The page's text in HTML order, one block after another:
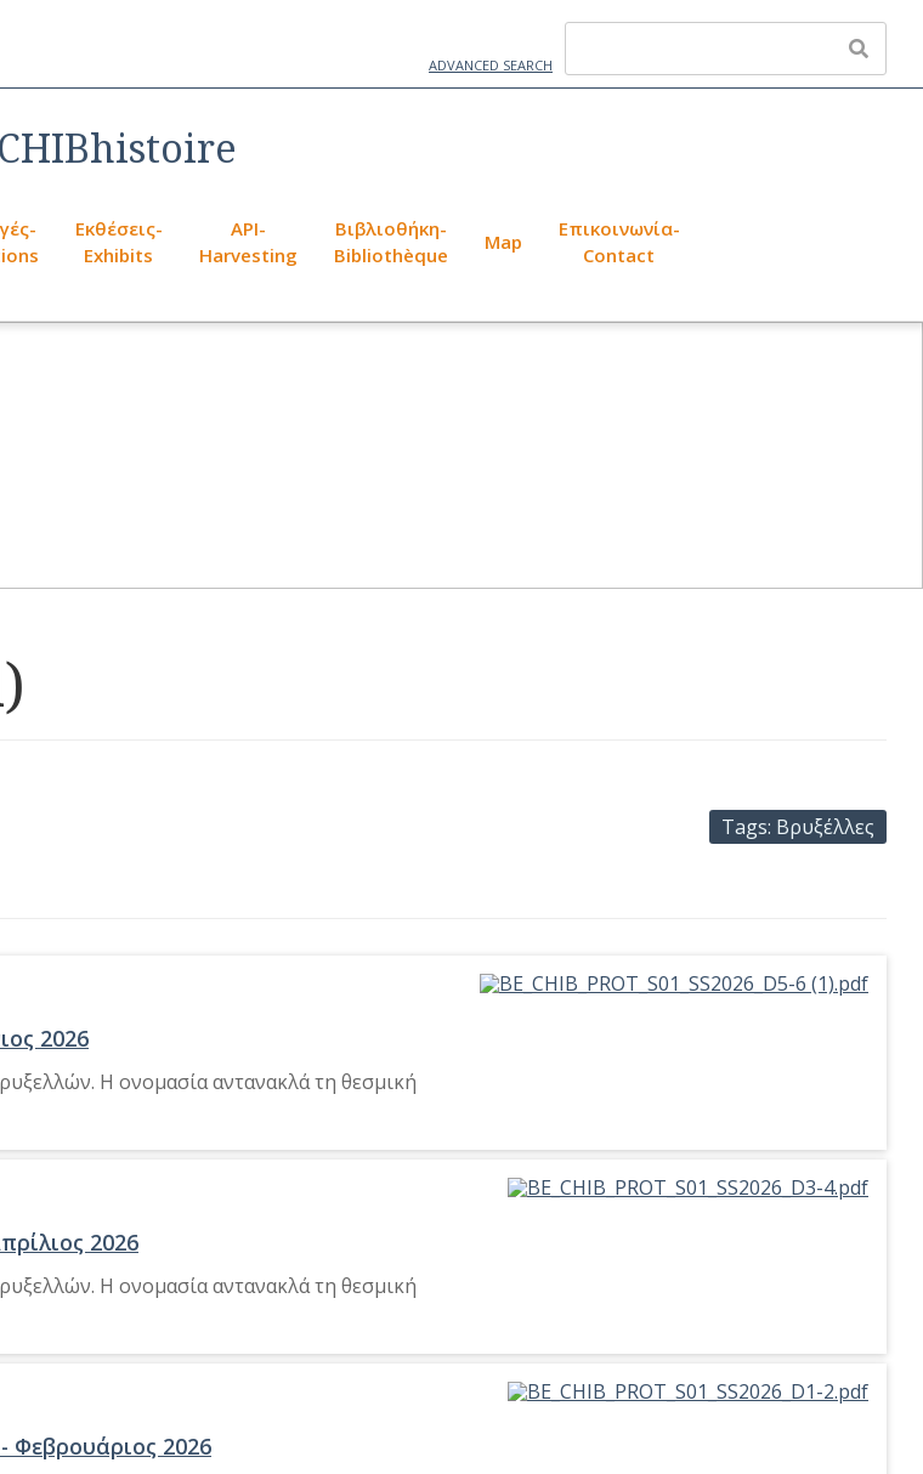
ADVANCED SEARCH
Εκθέσεις-
Exhibits
API-
Harvesting
Βιβλιοθήκη-
Bibliothèque
Map
Επικοινωνία-
Contact
Tags: Βρυξέλλες
2026
Η ονομασία αντανακλά τη θεσμική
2026
Η ονομασία αντανακλά τη θεσμική
Φεβρουάριος 2026